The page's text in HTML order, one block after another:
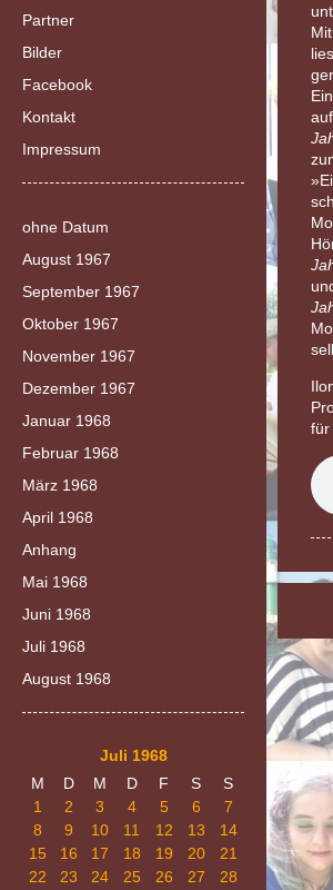
für
Partner
Bilder
Facebook
Kontakt
Impressum
ohne Datum
August 1967
September 1967
Oktober 1967
November 1967
Dezember 1967
Januar 1968
Februar 1968
März 1968
April 1968
Anhang
Mai 1968
Juni 1968
Juli 1968
August 1968
Juli 1968
M
D M D F S
S
1
2 3 4 5 6
7
8
9 10 11 12 13
14
15
16 17 18 19 20
21
22
23 24 25 26 27
28